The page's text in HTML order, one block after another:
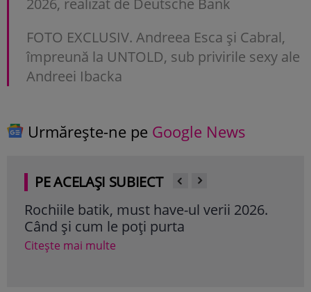
FOTO EXCLUSIV. Andreea Esca şi Cabral,
împreună la UNTOLD, sub privirile sexy ale
Andreei Ibacka
Urmărește-ne pe Google News
PE ACELAȘI SUBIECT
Rochiile batik, must have-ul verii 2026.
Când și cum le poți purta
Citește mai multe